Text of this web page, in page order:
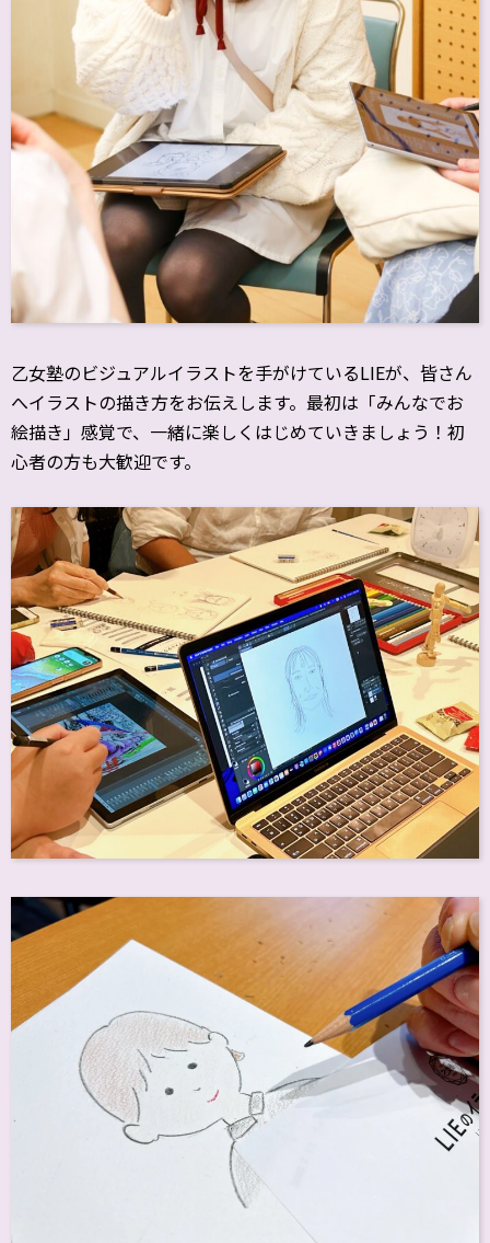
乙女塾のビジュアルイラストを手がけているLIEが、皆さん
へイラストの描き方をお伝えします。最初は「みんなでお
絵描き」感覚で、一緒に楽しくはじめていきましょう！初
心者の方も大歓迎です。